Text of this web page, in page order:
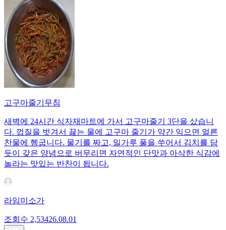
고구마줄기무침
새벽에 24시간 식자재마트에 가서 고구마줄기 3단을 샀습니
다. 껍질을 벗겨서 끓는 물에 고구마 줄기가 약간 익으면 얼른
찬물에 헹굽니다. 물기를 짜고, 밀가루 풀을 쑤어서 김치를 담
듯이 갖은 양념으로 버무리면 자연적인 단맛과 아삭한 식감에
놀라는 맛있는 반찬이 됩니다.
라임미소가
조회수 2,53426.08.01